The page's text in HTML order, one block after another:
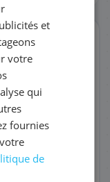
et
votre
qui
fournies
de